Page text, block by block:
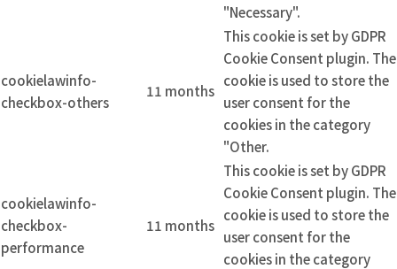
"Necessary".
cookielawinfo-
checkbox-others
11 months
This cookie is set by GDPR
Cookie Consent plugin. The
cookie is used to store the
user consent for the
cookies in the category
"Other.
cookielawinfo-
checkbox-
performance
11 months
This cookie is set by GDPR
Cookie Consent plugin. The
cookie is used to store the
user consent for the
cookies in the category